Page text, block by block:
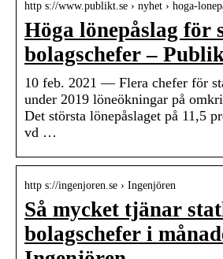
http s://www.publikt.se › nyhet › hoga-
Höga lönepåslag för
bolagschefer –
10 feb. 2021 — Flera chefer för
under 2019 löneökningar på
Det största lönepåslaget på 11,5
vd …
http s://ingenjoren.se › Ingenjören
Så mycket tjänar
bolagschefer i